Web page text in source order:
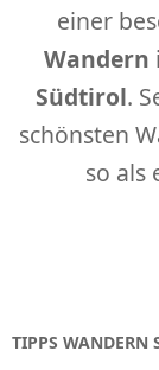
einer
Wandern
Südtirol.
schönsten
so als
TIPPS WANDERN